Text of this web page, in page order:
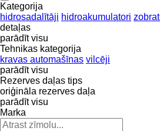
Kategorija
hidrosadalītāji hidroakumulatori
detaļas
parādīt visu
Tehnikas kategorija
kravas automašīnas vilcēji
parādīt visu
Rezerves daļas tips
oriģināla rezerves daļa
parādīt visu
Marka